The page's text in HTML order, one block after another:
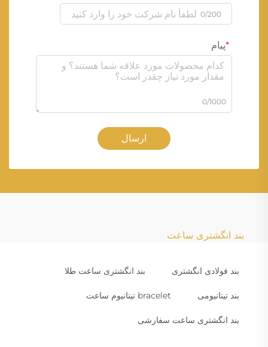
0/200
پیام
0/1000
ارسال
بند انگشتری ساعت
بند فولادی انگشتری بند انگشتری ساعت طلا
بند تیتانیومی bracelet تیتانیوم ساعت
بند انگشتری ساعت سفارشی